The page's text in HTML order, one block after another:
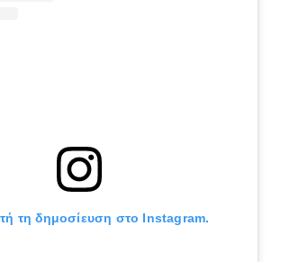
τη δημοσίευση στο Instagram.